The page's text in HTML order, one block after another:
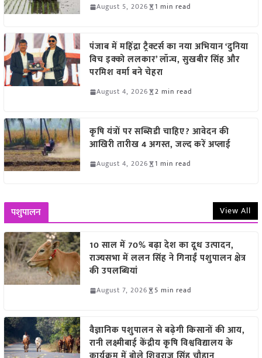
August 5, 2026 1 min read
पंजाब में महिंद्रा ट्रैक्टर्स का नया अभियान ‘दुनिया
विच इक्को ललकार’ लॉन्च, सुखबीर सिंह और
परमिश वर्मा बने चेहरा
August 4, 2026 2 min read
कृषि यंत्रों पर सब्सिडी चाहिए? आवेदन की
आखिरी तारीख 4 अगस्त, जल्द करें अप्लाई
August 4, 2026 1 min read
पशुपालन View All
10 साल में 70% बढ़ा देश का दूध उत्पादन,
राज्यसभा में ललन सिंह ने गिनाईं पशुपालन क्षेत्र
की उपलब्धियां
August 7, 2026 5 min read
वैज्ञानिक पशुपालन से बढ़ेगी किसानों की आय,
रानी लक्ष्मीबाई केंद्रीय कृषि विश्वविद्यालय के